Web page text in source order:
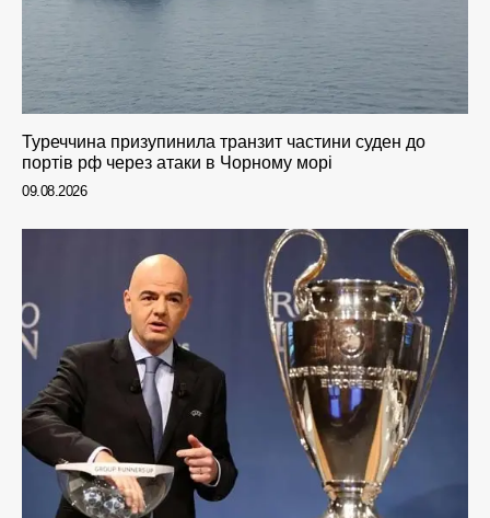
Туреччина призупинила транзит частини суден до
портів рф через атаки в Чорному морі
09.08.2026